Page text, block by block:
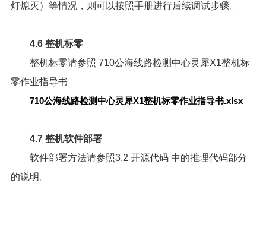
灯熄灭）等情况，则可以按照手册进行后续调试步骤。
4.6 整机标零
整机标零请参照 710公海线路检测中心灵犀X1整机标
零作业指导书
710公海线路检测中心灵犀X1整机标零作业指导书.xlsx
4.7 整机软件部署
软件部署方法请参照3.2 开源代码中的推理代码部分
的说明。